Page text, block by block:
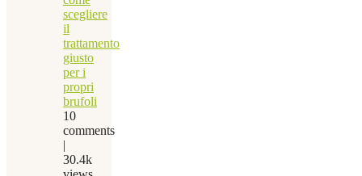
scegliere
il
trattamento
giusto
per i
propri
brufoli
10
comments
|
30.4k